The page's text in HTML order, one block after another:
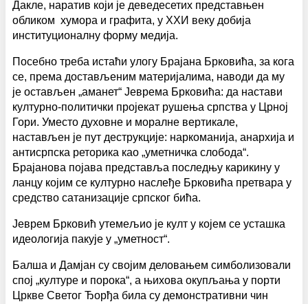
Дакле, наратив који је деведесетих представњен
обликом хумора и графита, у XXИ веку добија
институционалну форму медија.
Посебно треба истаћи улогу Брајана Брковића, за кога
се, према достављеним материјалима, наводи да му
је остављен „аманет“ Јеврема Брковића: да настави
културно-политички пројекат рушења српства у Црној
Гори. Уместо духовне и моралне вертикале,
настављен је пут деструкције: наркоманија, анархија и
антисрпска реторика као „уметничка слобода“.
Брајанова појава представља последњу карикину у
ланцу којим се културно наслеђе Брковића претвара у
средство сатанизације српског бића.
Јеврем Брковић утемељио је култ у којем се усташка
идеологија пакује у „уметност“.
Балша и Дамјан су својим деловањем симболизовали
спој „културе и порока“, а њихова окупљања у порти
Цркве Светог Ђорђа била су демонстративни чин